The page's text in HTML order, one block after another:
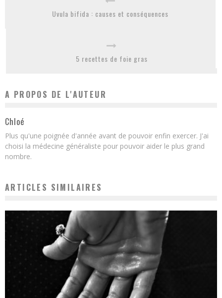
Uvula bifida : causes et conséquences
5 recettes de foie gras
A PROPOS DE L'AUTEUR
Chloé
Plus qu'une poignée d'année avant de pouvoir enfin exercer. J'ai
choisi la médecine généraliste pour pouvoir aider le plus grand
nombre.
ARTICLES SIMILAIRES